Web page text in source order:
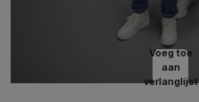
Voeg toe
aan
verlanglijst